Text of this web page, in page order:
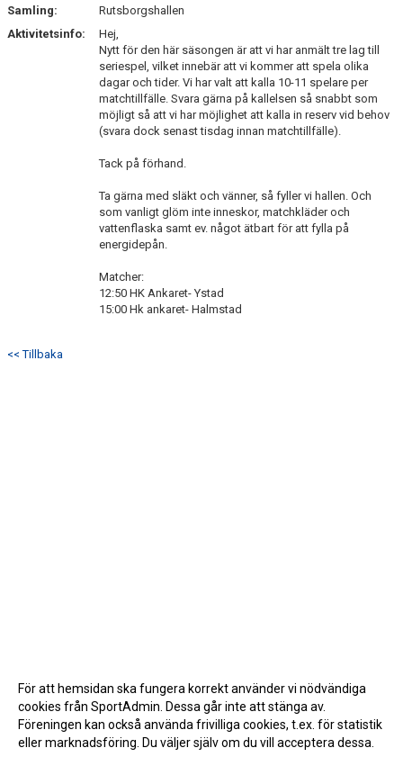
Samling:
Rutsborgshallen
Aktivitetsinfo:
Hej,
Nytt för den här säsongen är att vi har anmält tre lag till
seriespel, vilket innebär att vi kommer att spela olika
dagar och tider. Vi har valt att kalla 10-11 spelare per
matchtillfälle. Svara gärna på kallelsen så snabbt som
möjligt så att vi har möjlighet att kalla in reserv vid behov
(svara dock senast tisdag innan matchtillfälle).
Tack på förhand.
Ta gärna med släkt och vänner, så fyller vi hallen. Och
som vanligt glöm inte inneskor, matchkläder och
vattenflaska samt ev. något ätbart för att fylla på
energidepån.
Matcher:
12:50 HK Ankaret- Ystad
15:00 Hk ankaret- Halmstad
<< Tillbaka
För att hemsidan ska fungera korrekt använder vi nödvändiga
cookies från SportAdmin. Dessa går inte att stänga av.
Föreningen kan också använda frivilliga cookies, t.ex. för statistik
eller marknadsföring. Du väljer själv om du vill acceptera dessa.